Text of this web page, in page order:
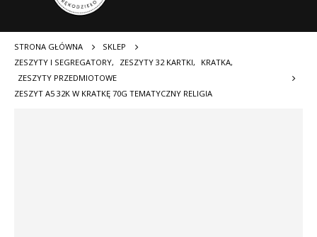
STRONA GŁÓWNA
SKLEP
ZESZYTY I SEGREGATORY, ZESZYTY 32 KARTKI, KRATKA,
ZESZYTY PRZEDMIOTOWE
ZESZYT A5 32K W KRATKĘ 70G TEMATYCZNY RELIGIA